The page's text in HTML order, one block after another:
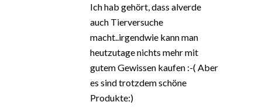
Ich hab gehört, dass alverde
auch Tierversuche
macht..irgendwie kann man
heutzutage nichts mehr mit
gutem Gewissen kaufen :-( Aber
es sind trotzdem schöne
Produkte:)